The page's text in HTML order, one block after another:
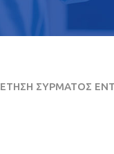
ΣΥΡΜΑΤΟΣ